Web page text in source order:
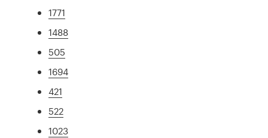
1771
1488
505
1694
421
522
1023